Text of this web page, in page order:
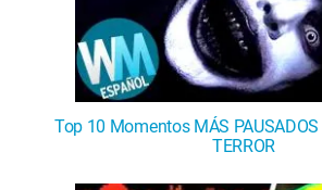
Top 10 Momentos MÁS
TERROR